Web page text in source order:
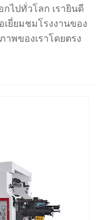
ไปทั่วโลก เรายินดี
ยี่ยมชมโรงงานของ
พของเราโดยตรง